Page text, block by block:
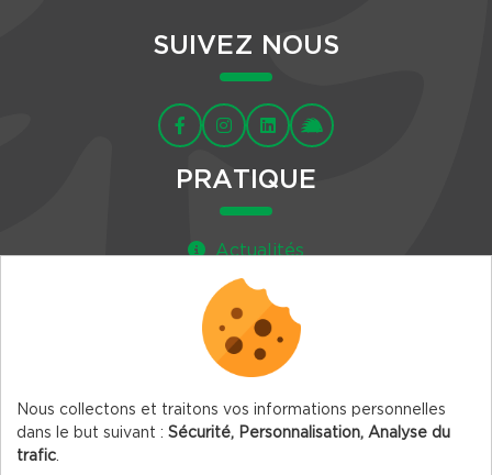
SUIVEZ NOUS
PRATIQUE
Actualités
Agenda
Newsletter
Nous collectons et traitons vos informations personnelles
dans le but suivant : Sécurité, Personnalisation, Analyse du
trafic.